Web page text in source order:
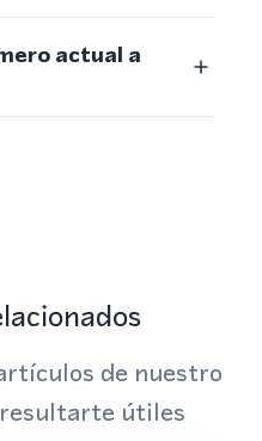
actual a
de nuestro
útiles